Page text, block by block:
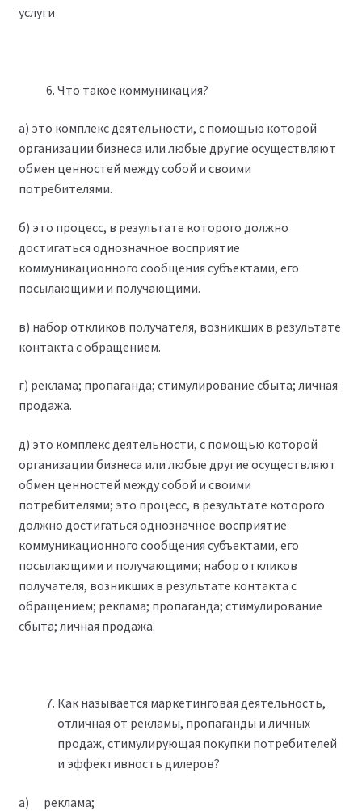
услуги
Что такое коммуникация?
а) это комплекс деятельности, с помощью которой
организации бизнеса или любые другие осуществляют
обмен ценностей между собой и своими
потребителями.
б) это процесс, в результате которого должно
достигаться однозначное восприятие
коммуникационного сообщения субъектами, его
посылающими и получающими.
в) набор откликов получателя, возникших в результате
контакта с обращением.
г) реклама; пропаганда; стимулирование сбыта; личная
продажа.
д) это комплекс деятельности, с помощью которой
организации бизнеса или любые другие осуществляют
обмен ценностей между собой и своими
потребителями; это процесс, в результате которого
должно достигаться однозначное восприятие
коммуникационного сообщения субъектами, его
посылающими и получающими; набор откликов
получателя, возникших в результате контакта с
обращением; реклама; пропаганда; стимулирование
сбыта; личная продажа.
Как называется маркетинговая деятельность,
отличная от рекламы, пропаганды и личных
продаж, стимулирующая покупки потребителей
и эффективность дилеров?
а) реклама;